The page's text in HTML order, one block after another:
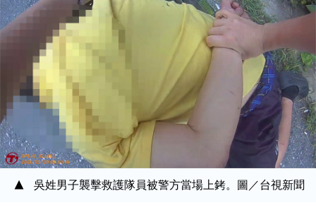
吳姓男子襲擊救護隊員被警方當場上銬。圖／台視新聞